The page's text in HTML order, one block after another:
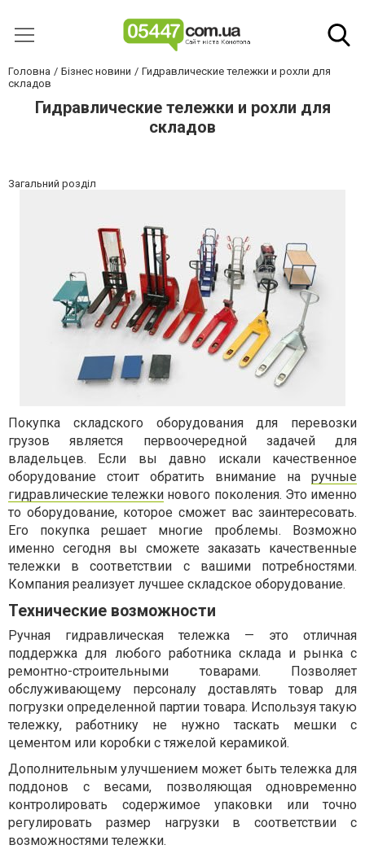
Головна Бізнес новини
Гидравлические тележки и рохли для
складов
Гидравлические тележки и рохли для
складов
Загальний розділ
Покупка складского оборудования для перевозки
грузов является первоочередной задачей для
владельцев. Если вы давно искали качественное
оборудование стоит обратить внимание на ручные
гидравлические тележки нового поколения. Это именно
то оборудование, которое сможет вас заинтересовать.
Его покупка решает многие проблемы. Возможно
именно сегодня вы сможете заказать качественные
тележки в соответствии с вашими потребностями.
Компания реализует лучшее складское оборудование.
Технические возможности
Ручная гидравлическая тележка — это отличная
поддержка для любого работника склада и рынка с
ремонтно-строительными товарами. Позволяет
обслуживающему персоналу доставлять товар для
погрузки определенной партии товара. Используя такую
тележку, работнику не нужно таскать мешки с
цементом или коробки с тяжелой керамикой.
Дополнительным улучшением может быть тележка для
поддонов с весами, позволяющая одновременно
контролировать содержимое упаковки или точно
регулировать размер нагрузки в соответствии с
возможностями тележки.